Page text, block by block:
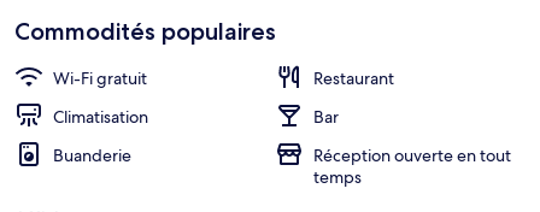
Commodités populaires
Wi-Fi gratuit
Restaurant
Climatisation
Bar
Buanderie
Réception ouverte en tout
temps